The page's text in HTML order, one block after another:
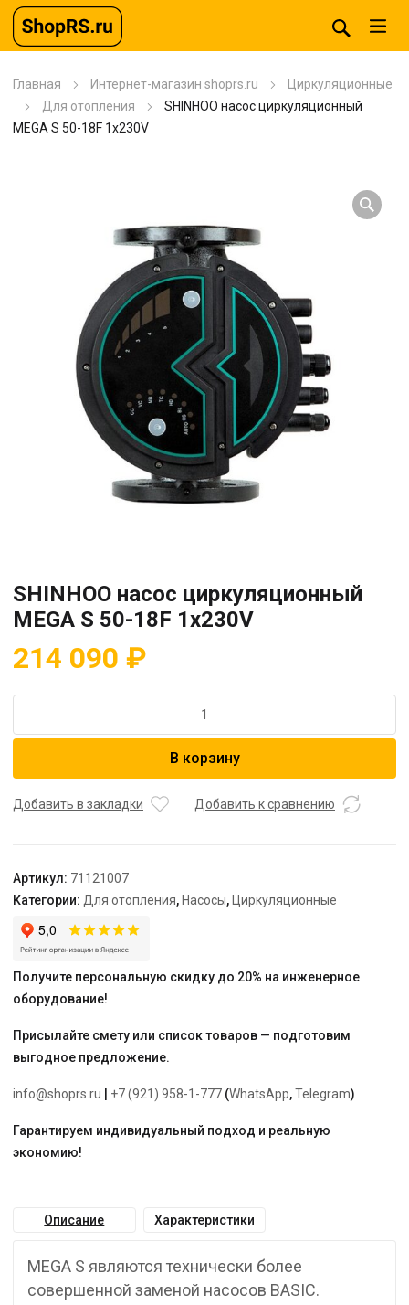
Главная Интернет-магазин shoprs.ru
Циркуляционные
Для отопления
SHINHOO насос циркуляционный
MEGA S 50-18F 1x230V
SHINHOO насос циркуляционный
MEGA S 50-18F 1x230V
214 090 ₽
SHINHOO
MEGA
1x230V
В корзину
Добавить в закладки Добавить к сравнению
Артикул: 71121007
Категории: Для отопления, Насосы, Циркуляционные
Получите персональную скидку до 20% на инженерное
оборудование!
Присылайте смету или список товаров — подготовим
выгодное предложение.
info@shoprs.ru +7 (921) 958-1-777 (WhatsApp,Telegram)
Гарантируем индивидуальный подход и реальную
экономию!
Описание Характеристики
MEGA S являются технически более
совершенной заменой насосов BASIC.